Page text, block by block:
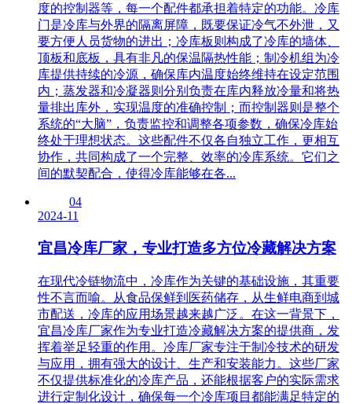
度的控制器等，每一个配件都承担着特定的功能。冷库
门是冷库与外界的隔离屏障，既要保证冷气不外泄，又
要方便人员货物的进出；冷库板则构成了冷库的墙体、
顶板和底板，具有非凡的保温隔热性能；制冷机组为冷
库提供持续的冷源，确保库内温度始终维持在设定范围
内；蒸发器和冷凝器则分别负责在库内释放冷量和将热
量排出库外，实现温度的准确控制；而控制器则是整个
系统的“大脑”，负责监控和调整各项参数，确保冷库始
终处于理想状态。这些配件不仅各自独立工作，更相互
协作，共同构成了一个完整、效率的冷库系统。它们之
间的默契配合，使得冷库能够在各...
04
2024-11
宜昌冷库厂家，专业打造多方位冷藏解决方案
在现代冷链物流中，冷库作为关键的基础设施，其重要
性不言而喻。从食品保鲜到医药储存，从生鲜电商到城
市配送，冷库的应用场景越来越广泛。在这一背景下，
宜昌冷库厂家作为专业打造冷藏解决方案的提供商，发
挥着举足轻重的作用。冷库厂家专注于制冷技术的研发
与应用，拥有强大的设计、生产和安装能力。这些厂家
不仅提供标准化的冷库产品，还能根据客户的实际需求
进行定制化设计，确保每一个冷库项目都能满足特定的